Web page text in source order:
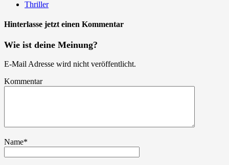
Thriller
Hinterlasse jetzt einen Kommentar
Wie ist deine Meinung?
E-Mail Adresse wird nicht veröffentlicht.
Kommentar
Name*